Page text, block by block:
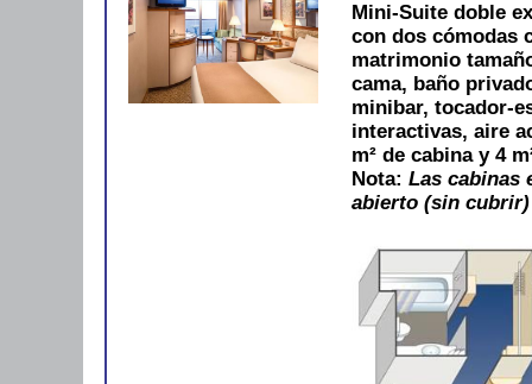
Mini-Suite doble
con dos cómodas
matrimonio
cama, baño
minibar, tocador-
interactivas, aire
m² de cabina y 4
Nota: Las cabinas
abierto (sin